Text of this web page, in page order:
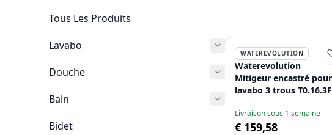
Tous Les Produits
Lavabo
Douche
Bain
Bidet
WATEREVOLUTION
Waterevolution
Mitigeur encastré pour
lavabo 3 trous
Livraison sous 1 semaine
€ 159,58